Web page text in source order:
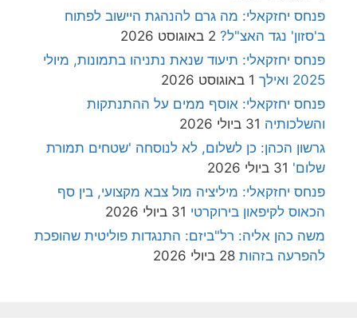
פנחס יחזקאלי: מה גרם להנהגת היישוב לפתוח
ב'סזון' נגד האצ"ל? 2 באוגוסט 2026
פנחס יחזקאלי: תיעוד שנאת נתניהו בתמונות, מיולי
2025 ואילך
1 באוגוסט 2026
פנחס יחזקאלי: אוסף ממים על ההתנתקות
והשלכותיה 31 ביולי 2026
גרשון הכהן: כן לשלום, לא לנוסחה 'שטחים תמורת
שלום' 31 ביולי 2026
פנחס יחזקאלי: מיליציה מול צבא מקצועי, בין סף
הכאוס לקיפאון בירוקרטי 31 ביולי 2026
משה כהן אליה: רל"ביזם: התנגדות פוליטית שהופכת
להפרעה בזהות 28 ביולי 2026